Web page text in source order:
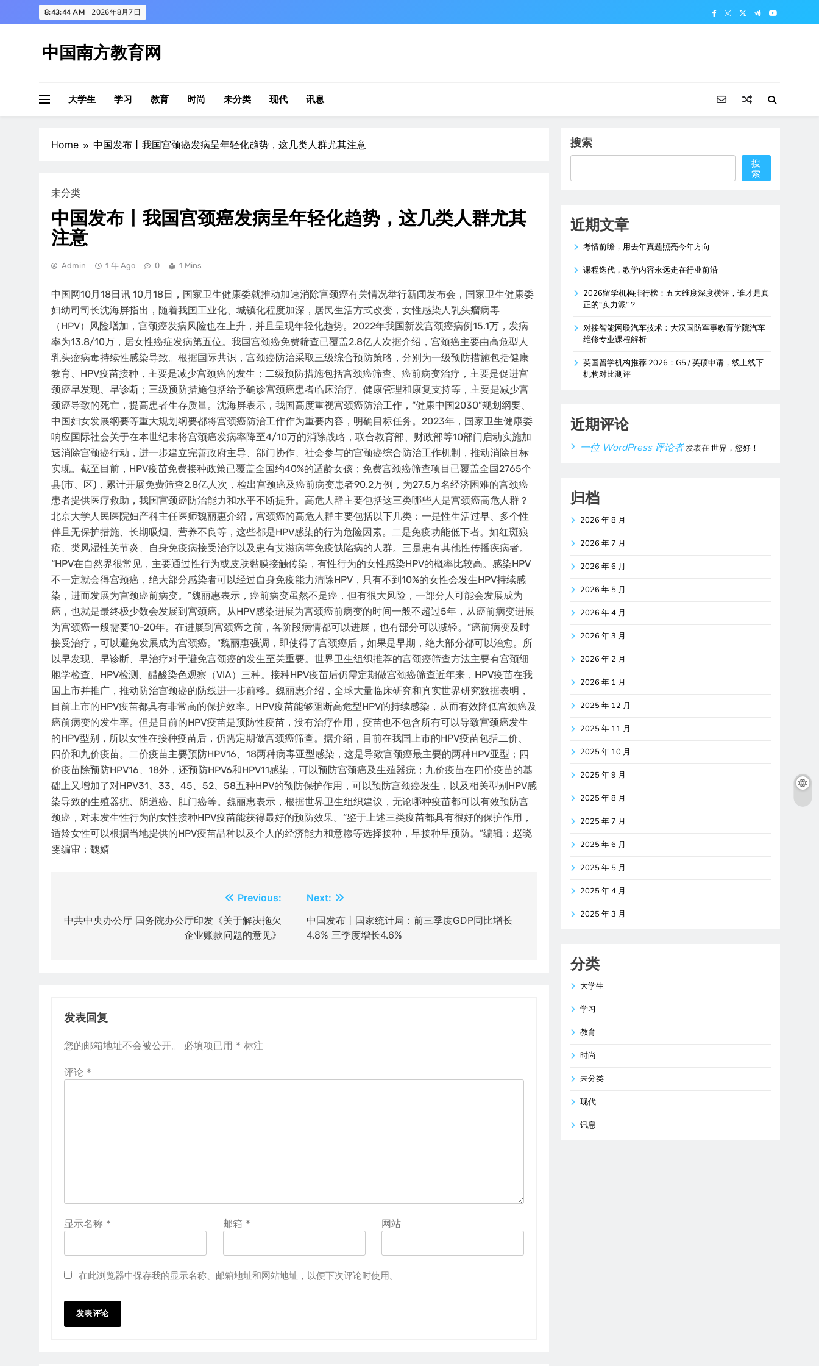
to
8:43:44 AM 2026年8月7日
中国南方教育网
大学生 学习 教育 时尚 未分类 现代 讯息
Home 中国发布丨我国宫颈癌发病呈年轻化趋势，这几类人群尤其注意
未分类
中国发布丨我国宫颈癌发病呈年轻化趋势，这几类人群尤其
注意
Admin 1 年 Ago 0 1 Mins
中国网10月18日讯 10月18日，国家卫生健康委就推动加速消除宫颈癌有关情况举行新闻发布会，国家卫生健康委
妇幼司司长沈海屏指出，随着我国工业化、城镇化程度加深，居民生活方式改变，女性感染人乳头瘤病毒
（HPV）风险增加，宫颈癌发病风险也在上升，并且呈现年轻化趋势。2022年我国新发宫颈癌病例15.1万，发病
率为13.8/10万，居女性癌症发病第五位。我国宫颈癌免费筛查已覆盖2.8亿人次据介绍，宫颈癌主要由高危型人
乳头瘤病毒持续性感染导致。根据国际共识，宫颈癌防治采取三级综合预防策略，分别为一级预防措施包括健康
教育、HPV疫苗接种，主要是减少宫颈癌的发生；二级预防措施包括宫颈癌筛查、癌前病变治疗，主要是促进宫
颈癌早发现、早诊断；三级预防措施包括给予确诊宫颈癌患者临床治疗、健康管理和康复支持等，主要是减少宫
颈癌导致的死亡，提高患者生存质量。沈海屏表示，我国高度重视宫颈癌防治工作，“健康中国2030”规划纲要、
中国妇女发展纲要等重大规划纲要都将宫颈癌防治工作作为重要内容，明确目标任务。2023年，国家卫生健康委
响应国际社会关于在本世纪末将宫颈癌发病率降至4/10万的消除战略，联合教育部、财政部等10部门启动实施加
速消除宫颈癌行动，进一步建立完善政府主导、部门协作、社会参与的宫颈癌综合防治工作机制，推动消除目标
实现。截至目前，HPV疫苗免费接种政策已覆盖全国约40%的适龄女孩；免费宫颈癌筛查项目已覆盖全国2765个
县(市、区)，累计开展免费筛查2.8亿人次，检出宫颈癌及癌前病变患者90.2万例，为27.5万名经济困难的宫颈癌
患者提供医疗救助，我国宫颈癌防治能力和水平不断提升。高危人群主要包括这三类哪些人是宫颈癌高危人群？
北京大学人民医院妇产科主任医师魏丽惠介绍，宫颈癌的高危人群主要包括以下几类：一是性生活过早、多个性
伴且无保护措施、长期吸烟、营养不良等，这些都是HPV感染的行为危险因素。二是免疫功能低下者。如红斑狼
疮、类风湿性关节炎、自身免疫病接受治疗以及患有艾滋病等免疫缺陷病的人群。三是患有其他性传播疾病者。
“HPV在自然界很常见，主要通过性行为或皮肤黏膜接触传染，有性行为的女性感染HPV的概率比较高。感染HPV
不一定就会得宫颈癌，绝大部分感染者可以经过自身免疫能力清除HPV，只有不到10%的女性会发生HPV持续感
染，进而发展为宫颈癌前病变。”魏丽惠表示，癌前病变虽然不是癌，但有很大风险，一部分人可能会发展成为
癌，也就是最终极少数会发展到宫颈癌。从HPV感染进展为宫颈癌前病变的时间一般不超过5年，从癌前病变进展
为宫颈癌一般需要10-20年。在进展到宫颈癌之前，各阶段病情都可以进展，也有部分可以减轻。“癌前病变及时
接受治疗，可以避免发展成为宫颈癌。”魏丽惠强调，即使得了宫颈癌后，如果是早期，绝大部分都可以治愈。所
以早发现、早诊断、早治疗对于避免宫颈癌的发生至关重要。世界卫生组织推荐的宫颈癌筛查方法主要有宫颈细
胞学检查、HPV检测、醋酸染色观察（VIA）三种。接种HPV疫苗后仍需定期做宫颈癌筛查近年来，HPV疫苗在我
国上市并推广，推动防治宫颈癌的防线进一步前移。魏丽惠介绍，全球大量临床研究和真实世界研究数据表明，
目前上市的HPV疫苗都具有非常高的保护效率。HPV疫苗能够阻断高危型HPV的持续感染，从而有效降低宫颈癌及
癌前病变的发生率。但是目前的HPV疫苗是预防性疫苗，没有治疗作用，疫苗也不包含所有可以导致宫颈癌发生
的HPV型别，所以女性在接种疫苗后，仍需定期做宫颈癌筛查。据介绍，目前在我国上市的HPV疫苗包括二价、
四价和九价疫苗。二价疫苗主要预防HPV16、18两种病毒亚型感染，这是导致宫颈癌最主要的两种HPV亚型；四
价疫苗除预防HPV16、18外，还预防HPV6和HPV11感染，可以预防宫颈癌及生殖器疣；九价疫苗在四价疫苗的基
础上又增加了对HPV31、33、45、52、58五种HPV的预防保护作用，可以预防宫颈癌发生，以及相关型别HPV感
染导致的生殖器疣、阴道癌、肛门癌等。魏丽惠表示，根据世界卫生组织建议，无论哪种疫苗都可以有效预防宫
颈癌，对未发生性行为的女性接种HPV疫苗能获得最好的预防效果。“鉴于上述三类疫苗都具有很好的保护作用，
适龄女性可以根据当地提供的HPV疫苗品种以及个人的经济能力和意愿等选择接种，早接种早预防。”编辑：赵晓
雯编审：魏婧
章
Previous:
中共中央办公厅 国务院办公厅印发《关于解决拖欠
企业账款问题的意见》
Next:
中国发布丨国家统计局：前三季度GDP同比增长
4.8% 三季度增长4.6%
发表回复
您的邮箱地址不会被公开。 必填项已用 * 标注
评论 *
显示名称 * 邮箱 * 网站
在此浏览器中保存我的显示名称、邮箱地址和网站地址，以便下次评论时使用。
搜索
搜
索
近期文章
考情前瞻，用去年真题照亮今年方向
课程迭代，教学内容永远走在行业前沿
2026留学机构排行榜：五大维度深度横评，谁才是真
正的“实力派”？
对接智能网联汽车技术：大汉国防军事教育学院汽车
维修专业课程解析
英国留学机构推荐 2026：G5 / 英硕申请，线上线下
机构对比测评
近期评论
一位 WordPress 评论者发表在世界，您好！
归档
2026 年 8 月
2026 年 7 月
2026 年 6 月
2026 年 5 月
2026 年 4 月
2026 年 3 月
2026 年 2 月
2026 年 1 月
2025 年 12 月
2025 年 11 月
2025 年 10 月
2025 年 9 月
2025 年 8 月
2025 年 7 月
2025 年 6 月
2025 年 5 月
2025 年 4 月
2025 年 3 月
分类
大学生
学习
教育
时尚
未分类
现代
讯息